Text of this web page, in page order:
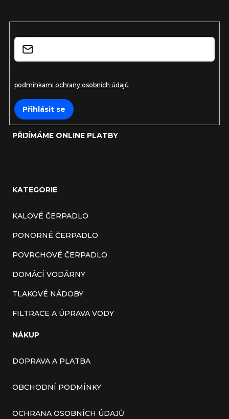
podmínkami ochrany osobních údajů
Přihlásit se
PŘIJÍMÁME ONLINE PLATBY
KATEGORIE
KALOVÉ ČERPADLO
PONORNÉ ČERPADLO
POVRCHOVÉ ČERPADLO
DOMÁCÍ VODÁRNY
TLAKOVÉ NÁDOBY
FILTRACE A ÚPRAVA VODY
NÁKUP
DOPRAVA A PLATBA
OBCHODNÍ PODMÍNKY
OCHRANA OSOBNÍCH ÚDAJŮ